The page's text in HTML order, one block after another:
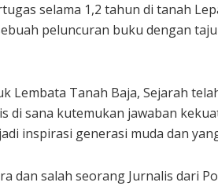
selama 1,2 tahun di tanah
peluncuran buku dengan
Lembata Tanah Baja, Sejarah
di sana kutemukan jawaban
inspirasi generasi muda dan
dan salah seorang Jurnalis dari